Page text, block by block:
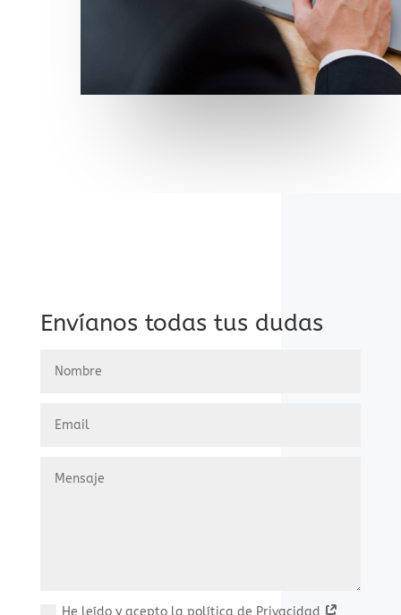
Envíanos todas tus dudas
He leído y acepto la política de Privacidad